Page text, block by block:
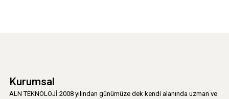
Kurumsal
ALN TEKNOLOJİ 2008 yılından günümüze dek kendi alanında uzman ve